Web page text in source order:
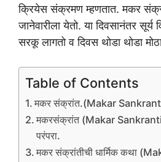
क्रियेस संक्रमण म्हणतात. मकर
जानेवारीला येतो. या दिवसानंतर सूर्य
सरकू लागतो व दिवस थोडा थोडा
Table of Contents
मकर संक्रांत.(Makar
मकरसंक्रांत (Makar Sankranti)
परंपरा.
मकर संक्रांतीची धार्मिक कथा